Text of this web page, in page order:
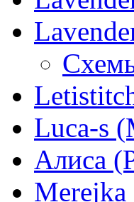
Luca-s
Алиса